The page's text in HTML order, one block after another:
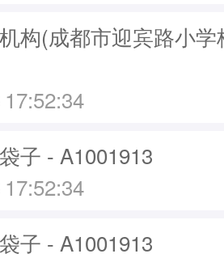
构(成都市迎宾路小
子 - A1001913
子 - A1001913